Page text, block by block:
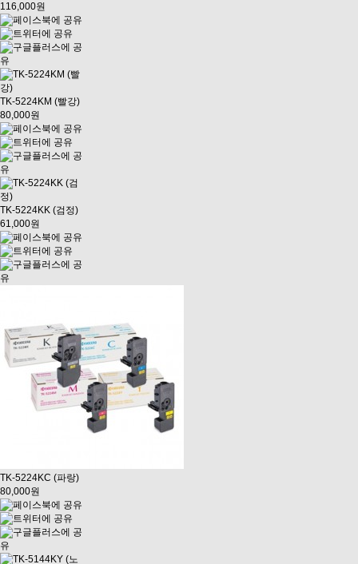
116,000원
TK-5224KM (빨강)
80,000원
TK-5224KK (검정)
61,000원
TK-5224KC (파랑)
80,000원